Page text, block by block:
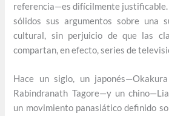
referencia—es difícilmente justificable.
sólidos sus argumentos sobre una
cultural, sin perjuicio de que las
compartan, en efecto, series de
Hace un siglo, un
Rabindranath Tagore—y un
un movimiento panasiático definido